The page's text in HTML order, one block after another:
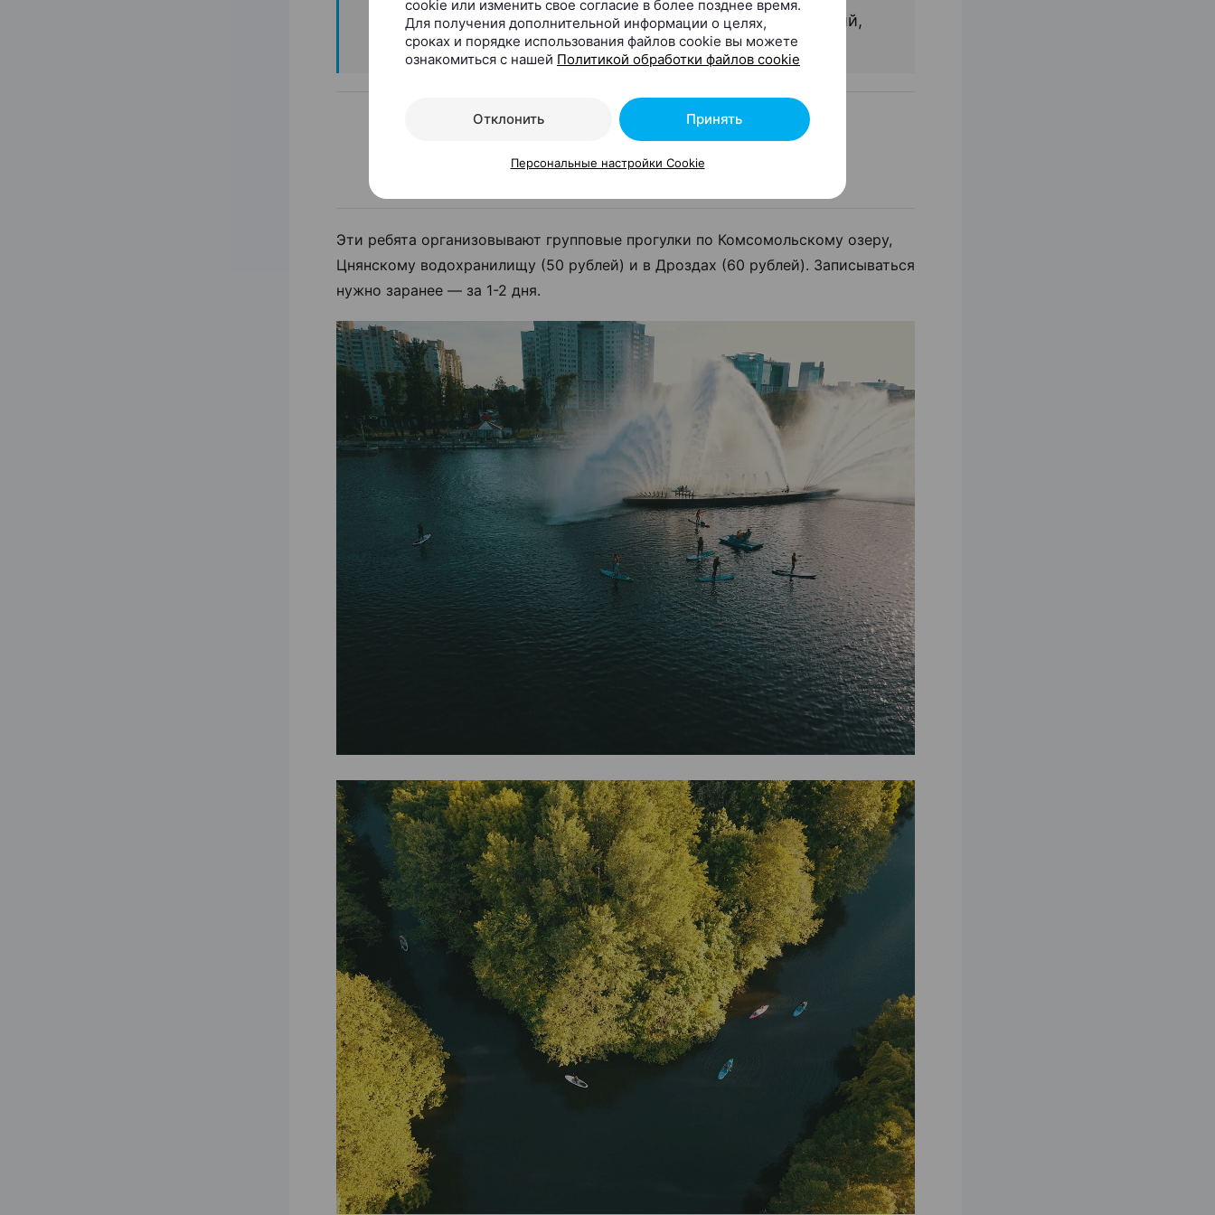
Имейте в виду, что в выходные дни спрос на услугу высокий,
поэтому бронировать лучше заранее.
Локация №1
Funny Sup
Эти ребята организовывают групповые прогулки по Комсомольскому озеру,
Цнянскому водохранилищу (50 рублей) и в Дроздах (60 рублей). Записываться
нужно заранее — за 1-2 дня.
cookie или изменить свое согласие в более позднее время.
Для получения дополнительной информации о целях,
сроках и порядке использования файлов cookie вы можете
ознакомиться с нашей Политикой обработки файлов cookie
Отклонить Принять
Персональные настройки Cookie